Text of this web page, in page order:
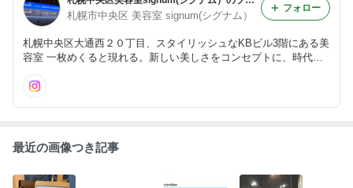
札幌市中央区 美容室 signum(シグナム）
札幌中央区大通西２０丁目、スタイリッシュなKBビル3階にある美
容室 一枚めくると現れる。新しい美しさをコンセプトに、時代に
ます。皆様のお役に立つ美容情報、サロン情報をお伝えいたしま
フォロー
最近の画像つき記事